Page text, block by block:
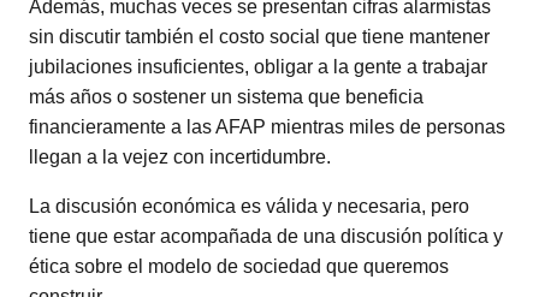
Además, muchas veces se presentan cifras alarmistas
sin discutir también el costo social que tiene mantener
jubilaciones insuficientes, obligar a la gente a trabajar
más años o sostener un sistema que beneficia
financieramente a las AFAP mientras miles de personas
llegan a la vejez con incertidumbre.
La discusión económica es válida y necesaria, pero
tiene que estar acompañada de una discusión política y
ética sobre el modelo de sociedad que queremos